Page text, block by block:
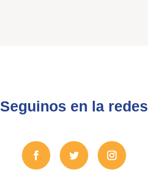
Seguinos en la redes